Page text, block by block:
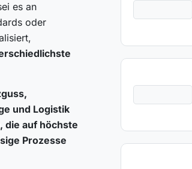
es an
oder
und Logistik
die auf höchste
Prozesse